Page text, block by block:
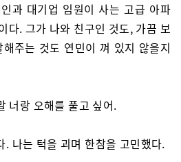
과 대기업 임원이 사는 고급 아파
다. 그가 나와 친구인 것도, 가끔 보
주는 것도 연민이 껴 있지 않을지
너랑 오해를 풀고 싶어.
. 나는 턱을 괴며 한참을 고민했다.